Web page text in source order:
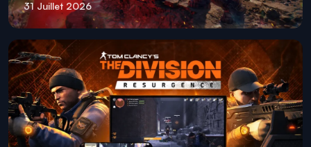
31 Juillet 2026